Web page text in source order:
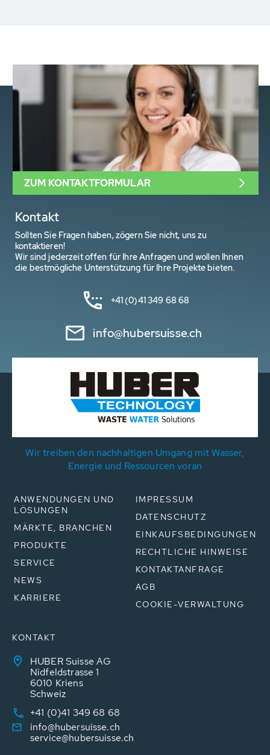
Kontakt
Sollten Sie Fragen haben, zögern Sie nicht, uns zu
kontaktieren!
Wir sind jederzeit offen für Ihre Anfragen und wollen Ihnen
die bestmögliche Unterstützung für Ihre Projekte bieten.
+41 (0)41 349 68 68
info@hubersuisse.ch
ZUM KONTAKTFORMULAR
Wir treiben den nachhaltigen Umgang mit Wasser,
Energie und Ressourcen voran
ANWENDUNGEN UND
LÖSUNGEN
MÄRKTE, BRANCHEN
PRODUKTE
SERVICE
NEWS
KARRIERE
IMPRESSUM
DATENSCHUTZ
EINKAUFSBEDINGUNGEN
RECHTLICHE HINWEISE
KONTAKTANFRAGE
AGB
COOKIE-VERWALTUNG
KONTAKT
HUBER Suisse AG
Nidfeldstrasse 1
6010 Kriens
Schweiz
+41 (0)41 349 68 68
info@hubersuisse.ch
service@hubersuisse.ch